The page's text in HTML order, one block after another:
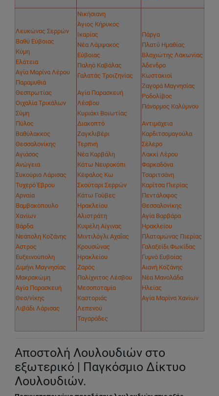
Λευκώνας Σερρών
Βαθύ Εύβοιας
Κύμη
Ελάτεια
Αγία Μαρίνα Λέρου
Παραμυθιά
Θεσπρωτίας
Οιχαλία Τρικάλων
Σύμη
Πύλος
Βαθύλακκος
Θεσσαλονίκης
Αγιάσος
Ανώγεια
Συκούριο Λάρισας
Τυχερό Έβρου
Αρναία
Βαμβακόπουλο
Χανίων
Βάρδα
Νεάπολη Κοζάνης
Άστρος
Ευξεινούπολη
Διμήνι Μαγνησίας
Μακρακώμη
Αγία Παρασκευή
Θεσ/νίκης
Λιβάδι Λάρισας
Νικήσιανη
Άγιος Κήρυκος
Ικαρίας
Νέα Λάμψακος
Εύβοιας
Παληό Καβάλας
Γαλατάς Τροιζηνίας
Αγία Παρασκευή
Λέσβου
Κυριάκι Βοιωτίας
Διακοπτό
Ζαγκλιβέρι
Τερπνή
Νέα Καρβάλη
Κάτω Νευροκόπι
Κέφαλος Κω
Σκούταρι Σερρών
Κάτω Γούβες
Ηρακλείου
Αλιστράτη
Κυψέλη Αίγινας
Μιντιλόγλι Αχαΐας
Κρουσώνας
Ηρακλείου
Ζαρός
Πολίχνιτος Λέσβου
Μεσοποταμία
Καστοριάς
Λεπενού
Ταγαράδες
Πάργα
Πλατύ Ημαθίας
Βλαχιώτης Λακωνίας
Άδενδρο
Κωστακιοί
Ζαγορά Μαγνησίας
Ροδολίβος
Πάνορμος Καλύμνου
Αντιμάχεια
Καρδιτσομαγούλα
Σέλερο
Λακκί Λέρου
Φαρκαδόνα
Τσαριτσάνη
Καρίτσα Πιερίας
Πεντάλοφος
Θεσσαλονίκης
Αγία Βαρβάρα
Ηρακλείου
Πλαταμώνας Πιερίας
Γαλαξείδι Φωκίδας
Γυμνό Ευβοίας
Αιανή Κοζάνης
Νέα Μανολάδα
Ηλείας
Αγία Μαρίνα Χανίων
Αποστολή Λουλουδιών στο
εξωτερικό | Παγκόσμιο Δίκτυο
Λουλουδιών.